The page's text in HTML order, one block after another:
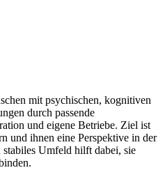
mit psychischen, kognitiven
durch passende
und eigene Betriebe. Ziel ist
und ihnen eine Perspektive in der
Umfeld hilft dabei, sie